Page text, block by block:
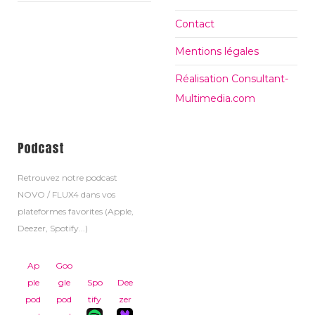
Contact
Mentions légales
Réalisation Consultant-
Multimedia.com
Podcast
Retrouvez notre podcast
NOVO / FLUX4 dans vos
plateformes favorites (Apple,
Deezer, Spotify...)
Ap
ple
pod
Goo
gle
pod
Spo
tify
Dee
zer